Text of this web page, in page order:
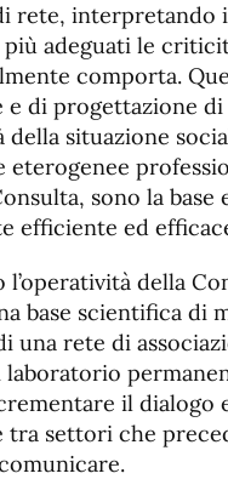
rete, interpretando
adeguati le
comporta.
e di progettazione
situazione
sono la base
efficiente ed
della
base scientifica di
rete di
il dialogo
tra settori che